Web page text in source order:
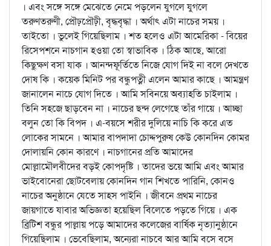
। এবং সঙ্গে সঙ্গে মেঝেতে নেমে পড়লেন যুগলে যুগলে
তরুণতরুণী, প্রৌঢ়প্রৌঢ়ী, বৃদ্ধবৃদ্ধা । অর্থাৎ এটা নাচের সময় ।
তাইতো । ভুলেই গিয়েছিলাম । শত হলেও এটা আমেরিকা - বিয়ের
রিসেপশনে নাচগান হওয়া তো স্বাভাবিক । ঠিক আছে, আরো
কিছুক্ষণ বসা যাক । আনন্দফূর্তিতে নিজে যোগ দিই না বলে দেখতে
দোষ কি । কয়েক মিনিট পর বন্ধুপত্নী এলেন আমার কাছে । আমন্ত্রণ
জানালেন নাচে যোগ দিতে । আমি সবিনয়ে অব্যাহতি চাইলাম ।
তিনি সহজে ছাড়বেন না । নাচের ছন্দ লেগেছে তাঁর গায়ে । আচ্ছা
বলুন তো কি বিপদ । এ-বয়সে শরীর দুলিয়ে নাচি কি করে এত
লোকের সামনে । আমার বাপদাদা চোদ্দপুরুষ কেউ কোনদিন কোমর
দোলায়নি কোন কারণে । নাচগানের প্রতি আমাদের
মোল্লামৌলবীদের বড়ই কোপদৃষ্টি । তাদের ভয়ে আমি এবং আমার
ভাইবোনেরা ছোটবেলায় কোনদিন গান শিখতে পারিনি, কোনও
নাচের অনুষ্ঠানে যেতে সাহস পাইনি । জীবনে প্রথম নাচের
জায়গাতে যাবার অভিজ্ঞতা হয়েছিল বিলেতে পড়তে গিয়ে । এক
ব্রিটিশ বন্ধুর পাল্লায় পড়ে আমাদের কলেজের বার্ষিক নৃত্যানুষ্ঠানে
গিয়েছিলাম । ভেবেছিলাম, অন্যেরা নাচবে আর আমি বসে বসে